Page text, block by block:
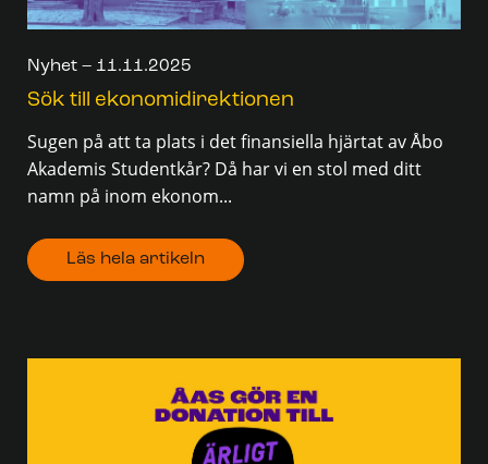
Nyhet – 11.11.2025
Sök till ekonomidirektionen
Sugen på att ta plats i det finansiella hjärtat av Åbo
Akademis Studentkår? Då har vi en stol med ditt
namn på inom ekonom...
Läs hela artikeln